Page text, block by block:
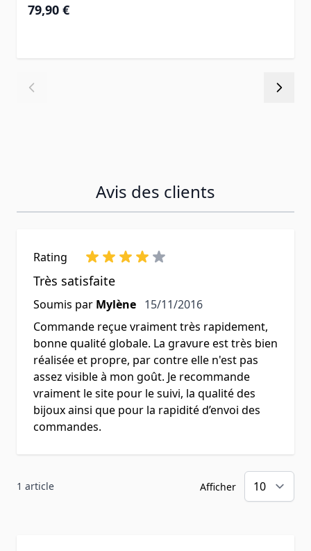
79,90 €
Avis des clients
Rating
Très satisfaite
Soumis par Mylène 15 novembre 2016
15/11/2016
Commande reçue vraiment très rapidement,
bonne qualité globale. La gravure est très bien
réalisée et propre, par contre elle n'est pas
assez visible à mon goût. Je recommande
vraiment le site pour le suivi, la qualité des
bijoux ainsi que pour la rapidité d’envoi des
commandes.
1 article Afficher